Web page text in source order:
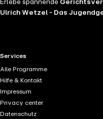
Erlebe spannende
Ulrich Wetzel - Das
RTL+ useful links.
Services
Alle Programme
Hilfe & Kontakt
Impressum
Privacy center
Datenschutz